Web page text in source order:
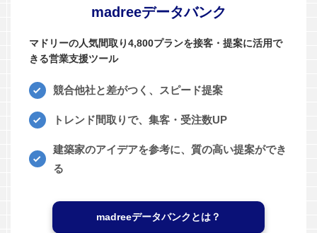
madreeデータバンク
マドリーの人気間取り4,800プランを接客・提案に活用で
きる営業支援ツール
競合他社と差がつく、スピード提案
トレンド間取りで、集客・受注数UP
建築家のアイデアを参考に、質の高い提案ができ
る
madreeデータバンクとは？